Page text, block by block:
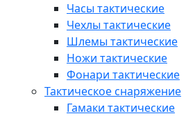
Часы тактические
Чехлы тактические
Шлемы тактические
Ножи тактические
Фонари тактические
Тактическое снаряжение
Гамаки тактические